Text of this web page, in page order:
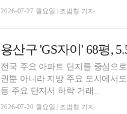
2026-07-27 월요일 | 조범형 기자
용산구 'GS자이' 68평,
전국 주요 아파트 단지를 중심으
권뿐 아니라 지방 주요 도시에서
등 주요 단지서 하락 거래...
2026-07-20 월요일 | 조범형 기자